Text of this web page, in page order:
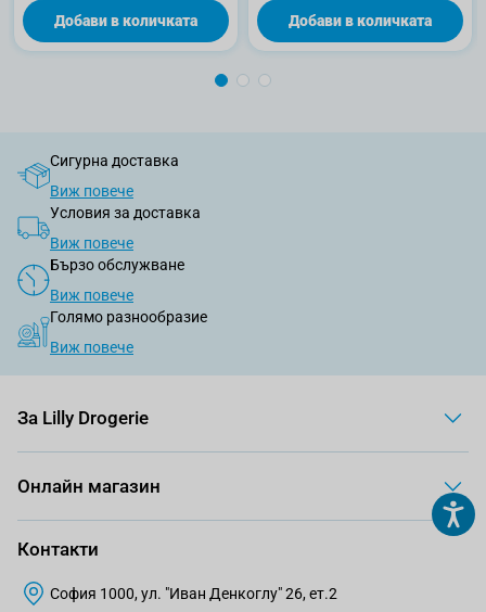
Добави в количката Добави в количката
Сигурна доставка
Виж повече
Условия за доставка
Виж повече
Бързо обслужване
Виж повече
Голямо разнообразие
Виж повече
За Lilly Drogerie
Онлайн магазин
Контакти
София 1000, ул. "Иван Денкоглу" 26, ет.2